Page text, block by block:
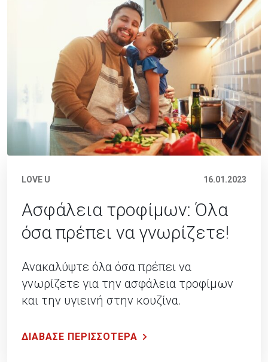
LOVE U 16.01.2023
Ασφάλεια τροφίμων: Όλα
όσα πρέπει να γνωρίζετε!
Ανακαλύψτε όλα όσα πρέπει να
γνωρίζετε για την ασφάλεια τροφίμων
και την υγιεινή στην κουζίνα.
ΔΙΑΒΑΣΕ ΠΕΡΙΣΣΟΤΕΡΑ